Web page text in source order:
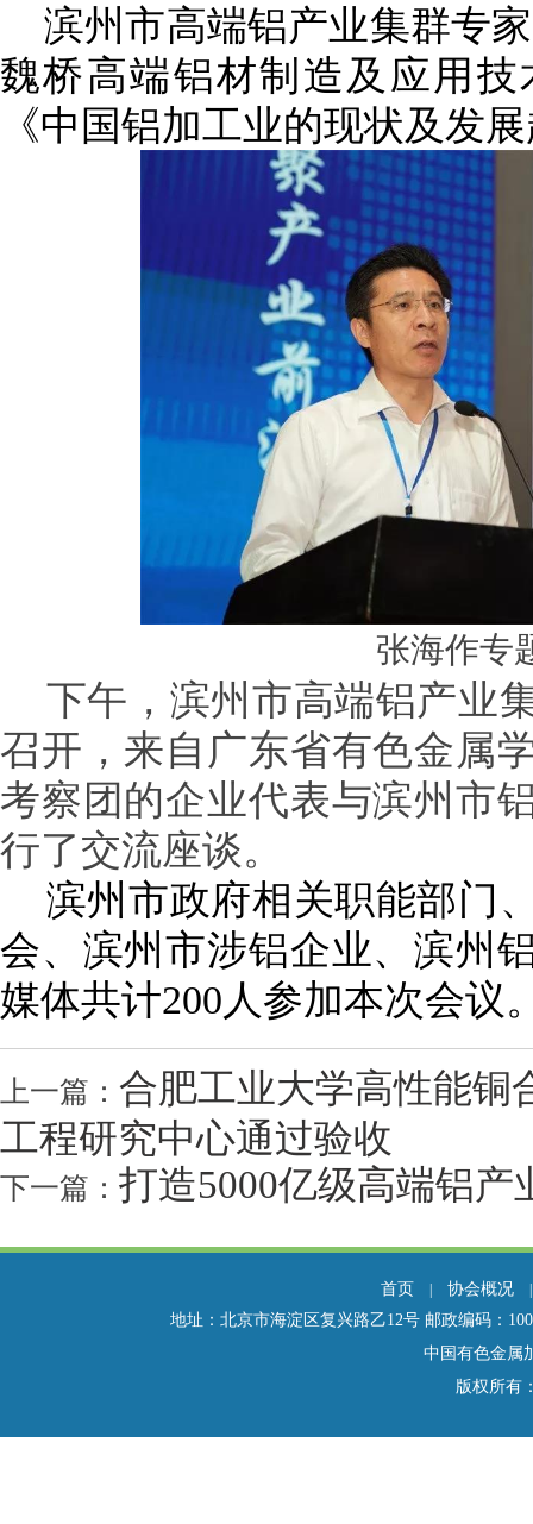
滨州市高端铝产业集群专
魏桥高端铝材制造及应用
《中国铝加工业的现状及发
张海作专
下午，滨州市高端铝产业
召开，来自广东省有色金属
考察团的企业代表与滨州市
行了交流座谈。
滨州市政府相关职能部门
会、滨州市涉铝企业、滨州
媒体共计200人参加本次会议
上一篇： 合肥工业大学高性能铜
工程研究中心通过验收
下一篇： 打造5000亿级高端铝
首页 协会概况
地址：北京市海淀区复兴路乙12号 邮政编码：
中国有色金属
版权所有